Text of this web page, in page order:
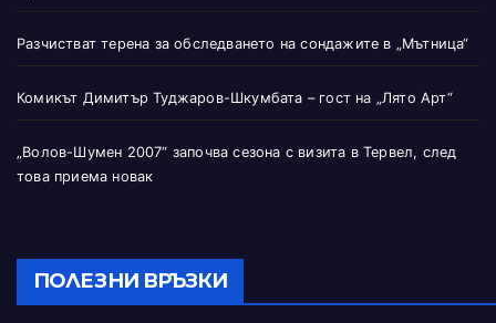
Разчистват терена за обследването на сондажите в „Мътница“
Комикът Димитър Туджаров-Шкумбата – гост на „Лято Арт“
„Волов-Шумен 2007“ започва сезона с визита в Тервел, след
това приема новак
ПОЛЕЗНИ ВРЪЗКИ